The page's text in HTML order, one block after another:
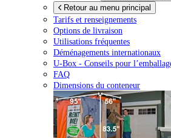
Retour au menu principal
Tarifs et renseignements
Options de livraison
Utilisations fréquentes
Déménagements internationaux
U-Box - Conseils pour
FAQ
Dimensions du conteneur